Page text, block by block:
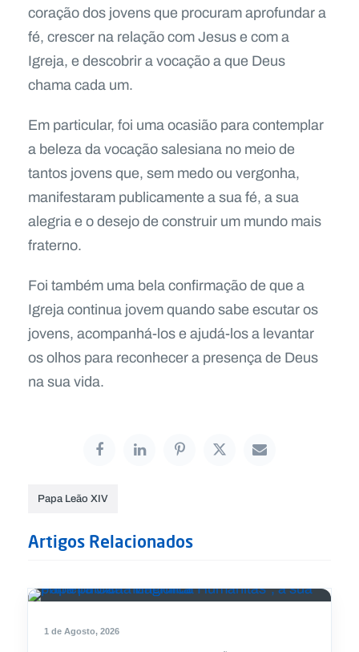
coração dos jovens que procuram aprofundar a
fé, crescer na relação com Jesus e com a
Igreja, e descobrir a vocação a que Deus
chama cada um.
Em particular, foi uma ocasião para contemplar
a beleza da vocação salesiana no meio de
tantos jovens que, sem medo ou vergonha,
manifestaram publicamente a sua fé, a sua
alegria e o desejo de construir um mundo mais
fraterno.
Foi também uma bela confirmação de que a
Igreja continua jovem quando sabe escutar os
jovens, acompanhá-los e ajudá-los a levantar
os olhos para reconhecer a presença de Deus
na sua vida.
Papa Leão XIV
Artigos Relacionados
1 de Agosto, 2026